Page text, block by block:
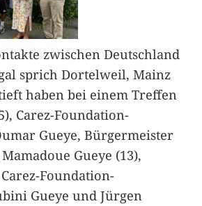
zwischen Deutschland
sprich Dortelweil, Mainz
haben bei einem Treffen
Carez-Foundation-
Gueye, Bürgermeister
Gueye (13),
Foundation-
Gueye und Jürgen